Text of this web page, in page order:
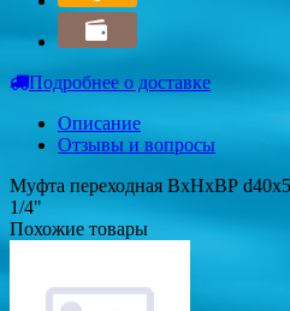
Подробнее о доставке
Описание
Отзывы и вопросы
Муфта переходная ВхНхВР
1/
Похожие товары